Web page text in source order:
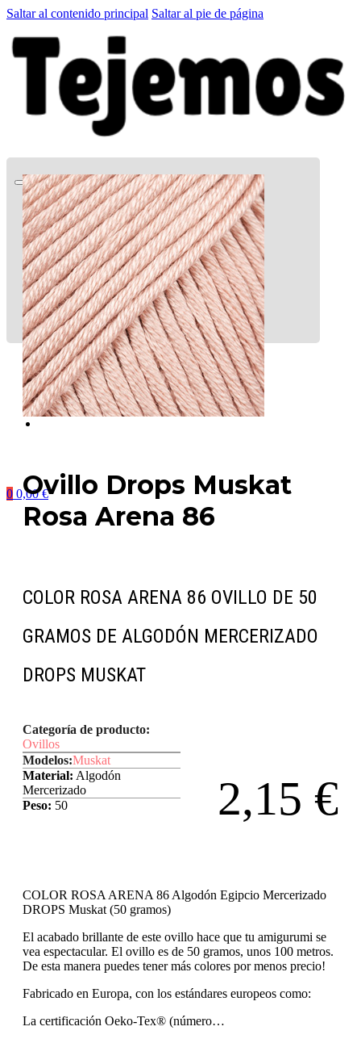
Saltar al contenido principal Saltar al pie de página
Quien soy
Patrones GRATIS
El Club
Tienda
LA CARTITA
0 0,00€
Ovillo Drops Muskat
Rosa Arena 86
COLOR ROSA ARENA 86 OVILLO DE 50
GRAMOS DE ALGODÓN MERCERIZADO
DROPS MUSKAT
Categoría de producto:
Ovillos
Modelos:Muskat
Material: Algodón
Mercerizado
Peso: 50 2,15 €
COLOR ROSA ARENA 86 Algodón Egipcio Mercerizado
DROPS Muskat (50 gramos)
El acabado brillante de este ovillo hace que tu amigurumi se
vea espectacular. El ovillo es de 50 gramos, unos 100 metros.
De esta manera puedes tener más colores por menos precio!
Fabricado en Europa, con los estándares europeos como:
La certificación Oeko-Tex® (número…